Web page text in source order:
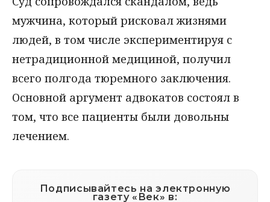
мужчина, который рисковал жизнями
людей, в том числе экспериментируя с
нетрадиционной медициной, получил
всего полгода тюремного заключения.
Основной аргумент адвокатов состоял в
том, что все пациенты были довольны
лечением.
Подписывайтесь на электронную
газету «Век» в: